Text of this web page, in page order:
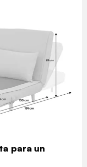
para un